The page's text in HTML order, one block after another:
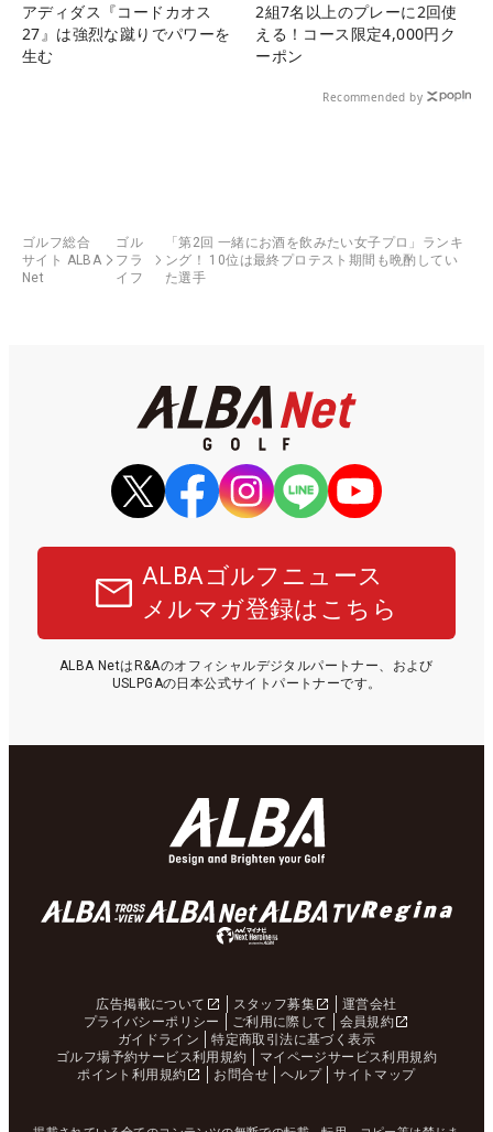
アディダス『コードカオス
27』は強烈な蹴りでパワーを
生む
2組7名以上のプレーに2回使
える！コース限定4,000円ク
ーポン
Recommended by
ゴルフ総合
サイト ALBA
Net
ゴル
フラ
イフ
「第2回 一緒にお酒を飲みたい女子プロ」ランキ
ング！ 10位は最終プロテスト期間も晩酌してい
た選手
ALBAゴルフニュース
メルマガ登録はこちら
ALBA NetはR&Aのオフィシャルデジタルパートナー、および
USLPGAの日本公式サイトパートナーです。
広告掲載について スタッフ募集
運営会社
プライバシーポリシー
ご利用に際して
会員規約
ガイドライン
特定商取引法に基づく表示
ゴルフ場予約サービス利用規約
マイページサービス利用規約
ポイント利用規約
お問合せ ヘルプ サイトマップ